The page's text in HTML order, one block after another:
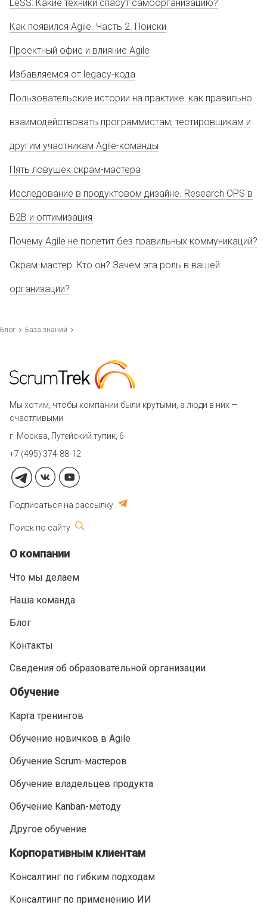
LeSS: Какие техники спасут самоорганизацию?
Как появился Agile. Часть 2. Поиски
Проектный офис и влияние Agile
Избавляемся от legacу-кода
Пользовательские истории на практике: как правильно
взаимодействовать программистам, тестировщикам и
другим участникам Agile-команды
Пять ловушек скрам-мастера
Исследование в продуктовом дизайне. Research OPS в
B2B и оптимизация
Почему Agile не полетит без правильных коммуникаций?
Скрам-мастер. Кто он? Зачем эта роль в вашей
организации?
Блог База знаний
Мы хотим, чтобы компании были крутыми, а люди в них —
счастливыми
г. Москва, Путейский тупик, 6
+7 (495) 374-88-12
Подписаться на рассылку
Поиск по сайту
О компании
Что мы делаем
Наша команда
Блог
Контакты
Сведения об образовательной организации
Обучение
Карта тренингов
Обучение новичков в Agile
Обучение Scrum-мастеров
Обучение владельцев продукта
Обучение Kanban-методу
Другое обучение
Корпоративным клиентам
Консалтинг по гибким подходам
Консалтинг по применению ИИ